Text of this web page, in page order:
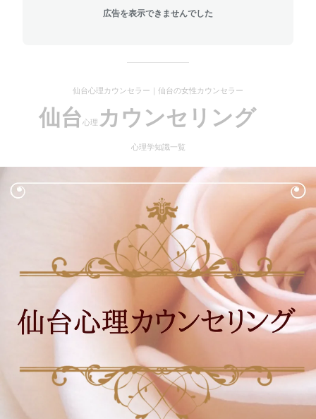
広告を表示できませんでした
仙台心理カウンセラー｜仙台の女性カウンセラー
仙台心理 カウンセリング
心理学知識一覧